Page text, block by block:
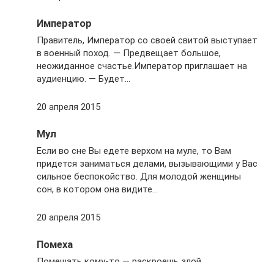
Император
Правитель, Император со своей свитой выступает
в военный поход. — Предвещает большое,
неожиданное счастье.Император приглашает на
аудиенцию. — Будет…
20 апреля 2015
Мул
Если во сне Вы едете верхом на муле, то Вам
придется заниматься делами, вызывающими у Вас
сильное беспокойство. Для молодой женщины
сон, в котором она видите…
20 апреля 2015
Помеха